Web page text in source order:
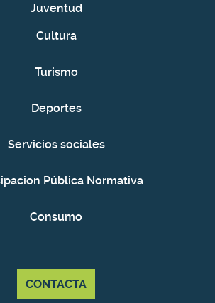
Juventud
Cultura
Turismo
Deportes
Servicios sociales
Pública Normativa
Consumo
CONTACTA